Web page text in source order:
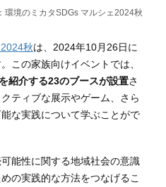
環境のミカタSDGs マルシェ2024秋
秋は、2024年10月26日に
この家族向けイベントでは、
紹介する23のブースが設置さ
ティブな展示やゲーム、さら
な実践について学ぶことがで
能性に関する地域社会の意識
の実践的な方法をつなげるこ